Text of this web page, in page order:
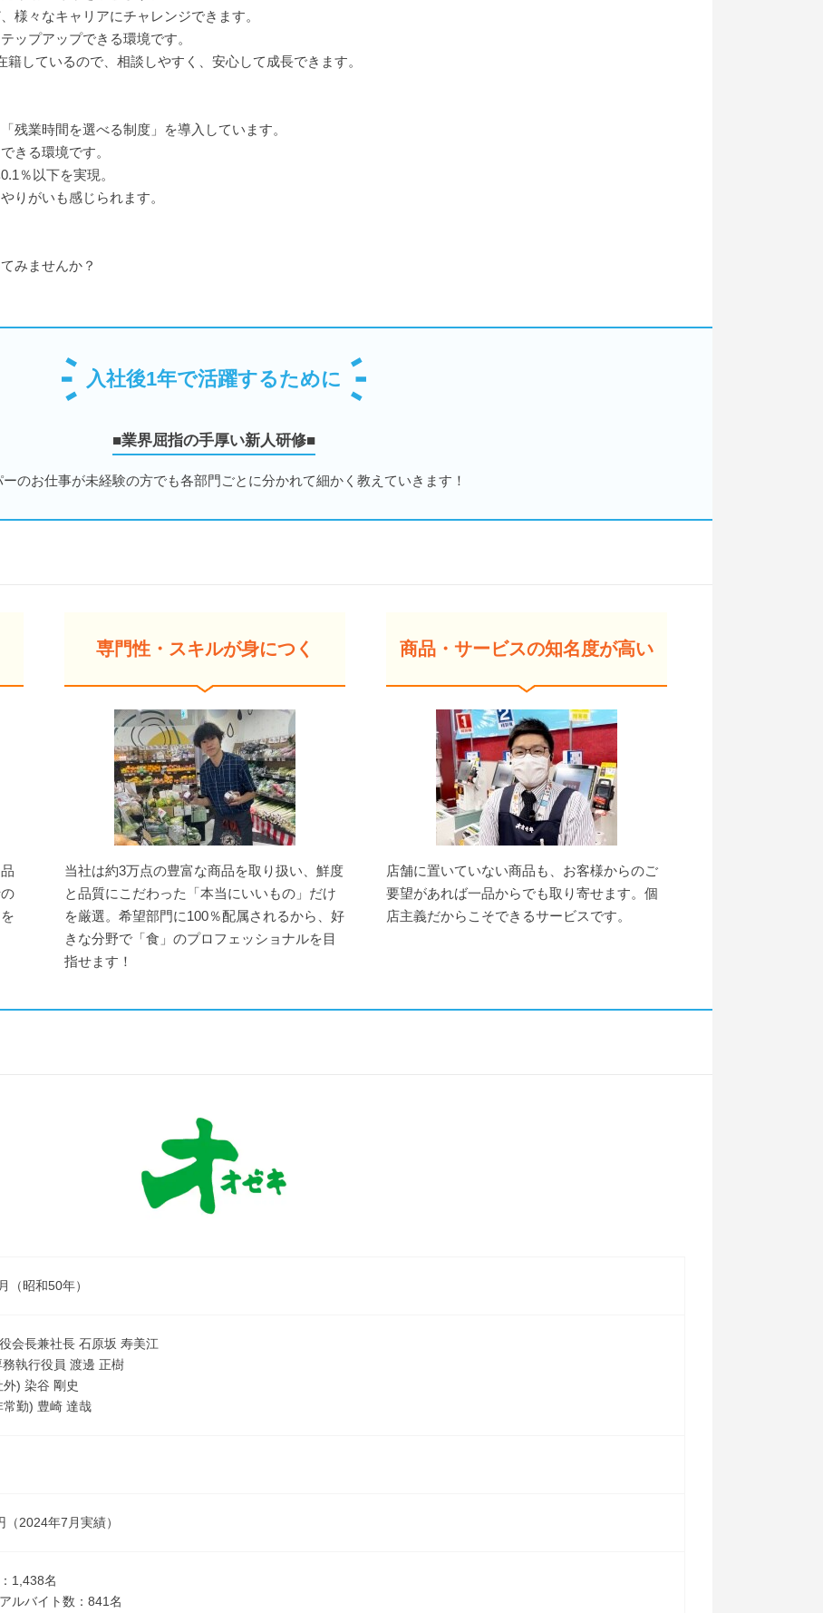
様々なキャリアにチャレンジできます。
ップアップできる環境です。
しているので、相談しやすく、安心して成長できます。
残業時間を選べる制度」を導入しています。
きる環境です。
％以下を実現。
りがいも感じられます。
みませんか？
入社後1年で活躍するために
■業界屈指の手厚い新人研修■
ーのお仕事が未経験の方でも各部門ごとに分かれて細かく教えていきます！
専門性・スキルが身につく
当社は約3万点の豊富な商品を取り扱い、鮮度
と品質にこだわった「本当にいいもの」だけ
を厳選。希望部門に100％配属されるから、好
きな分野で「食」のプロフェッショナルを目
指せます！
商品・サービスの知名度が高い
店舗に置いていない商品も、お客様からのご
要望があれば一品からでも取り寄せます。個
店主義だからこそできるサービスです。
（昭和50年）
会長兼社長 石原坂 寿美江
執行役員 渡邊 正樹
) 染谷 剛史
常勤) 豊崎 達哉
（2024年7月実績）
1,438名
ルバイト数：841名